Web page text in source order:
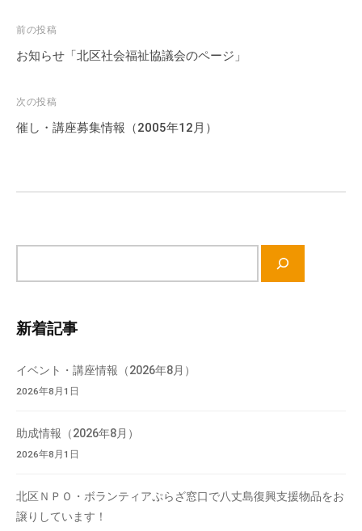
投
稿
ビ
ゲ
ョ
前の投稿
お知らせ「北区社会福祉協議会のページ」
次の投稿
催し・講座募集情報（2005年12月）
検
新着記事
イベント・講座情報（2026年8月）
2026年8月1日
助成情報（2026年8月）
2026年8月1日
北区ＮＰＯ・ボランティアぷらざ窓口で八丈島復興支援物品をお
譲りしています！